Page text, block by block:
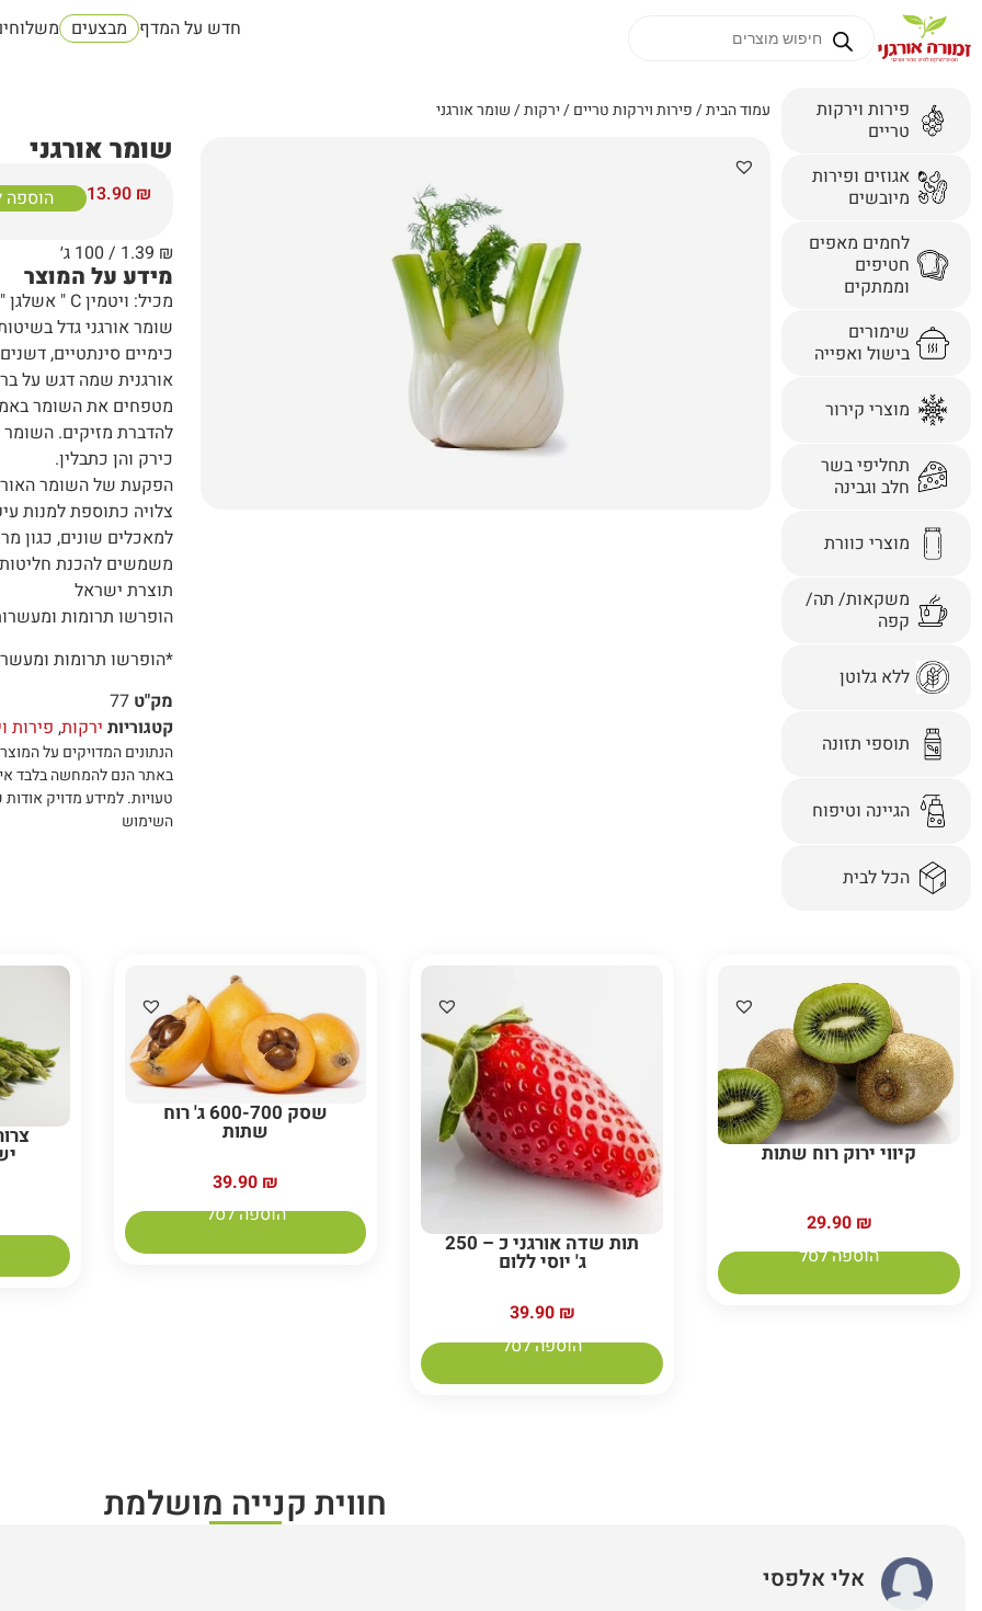
חדש על המדף מבצעים
פירות וירקות
טריים
אגוזים ופירות
מיובשים
לחמים מאפים
חטיפים
וממתקים
שימורים
בישול ואפייה
מוצרי קירור
תחליפי בשר
חלב וגבינה
מוצרי כוורת
משקאות/ תה/
קפה
ללא גלוטן
תוספי תזונה
הגיינה וטיפוח
הכל לבית
עמוד הבית/פירות וירקות טריים/ירקות/ שומר אורגני
שומר אורגני
13.90 ₪ הוספה
1.39 ₪ / 100 ג׳
מידע על המוצר
מכיל: ויטמין C " אשלגן " סיבים תזונתיים " חומצה פולית " נוגדי חמצון
שומר אורגני גדל
כימיים סינתטיים,
אורגנית שמה דגש על
מטפחים את השומר
להדברת מזיקים.
כירק והן כתבלין.
הפקעת של השומר
צלויה כתוספת למנות
למאכלים שונים, כגון
משמשים להכנת
תוצרת ישראל
הופרשו תרומות
*הופרשו תרומות
מק"ט77
קטגוריות ירקות, פירות
הנתונים המדויקים על
באתר הנם להמחשה בלבד
טעויות.למידע מדויק
השימוש
קיווי ירוק רוח שתות
29.90 ₪
הוספה לסל
תות שדה אורגני כ – 250
ג' יוסי ללום
39.90 ₪
הוספה לסל
שסק 600-700 ג' רוח
שתות
39.90 ₪
הוספה לסל
חווית קנייה מושלמת
אלי אלפסי